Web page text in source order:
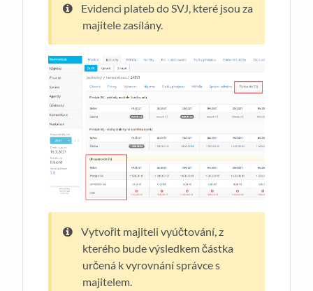
Evidenci plateb do SVJ, které jsou za
majitele zasílány.
Vytvořit majiteli vyúčtování, z
kterého bude výsledkem částka
určená k vyrovnání správce s
majitelem.